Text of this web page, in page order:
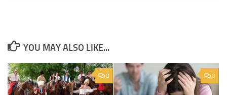
YOU MAY ALSO LIKE...
0 0